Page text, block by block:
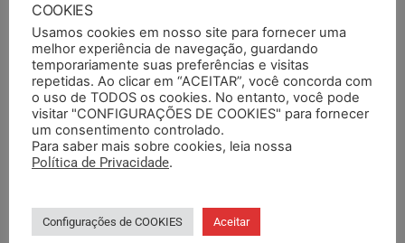
contraproposta patronal
no setor privado
PESQUISAR
PESQUISAR DOCUMENTOS
COOKIES
Usamos cookies em nosso site para fornecer uma
melhor experiência de navegação, guardando
temporariamente suas preferências e visitas
repetidas. Ao clicar em “ACEITAR”, você concorda com
o uso de TODOS os cookies. No entanto, você pode
visitar "CONFIGURAÇÕES DE COOKIES" para fornecer
um consentimento controlado.
Para saber mais sobre cookies, leia nossa
Política de Privacidade.
Configurações de COOKIES Aceitar